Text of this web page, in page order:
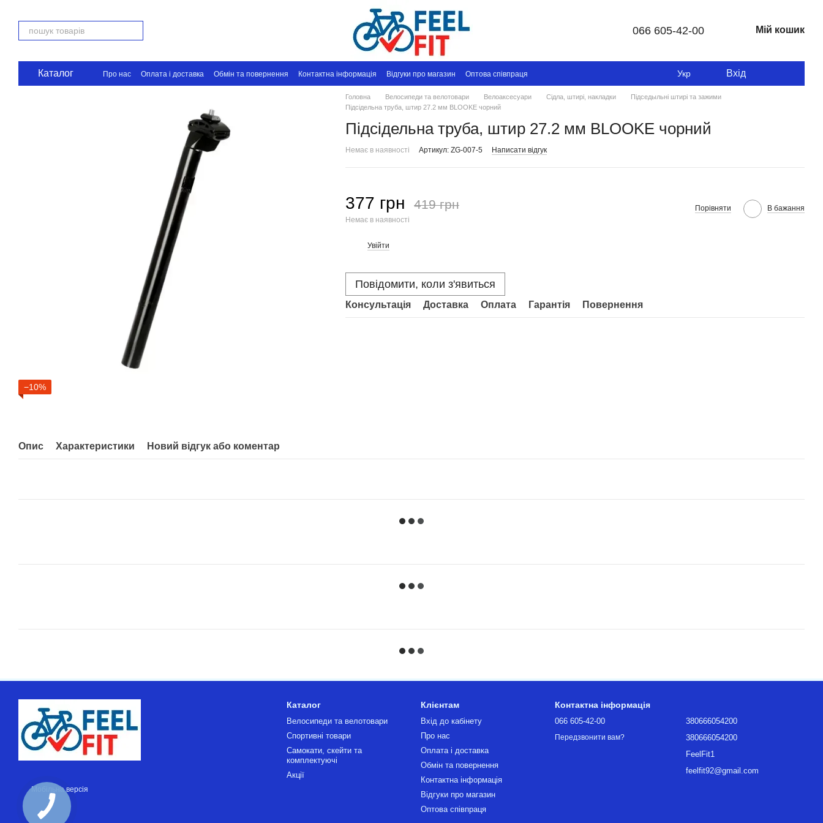
066 605-42-00 Мій кошик
Каталог Про нас Оплата і доставка Обмін та повернення Контактна інформація Відгуки про магазин Оптова співпраця Укр Вхід
−10%
Головна Велосипеди та велотовари Велоаксесуари Сідла, штирі, накладки
Підседыльні штирі та зажими
Підсідельна труба, штир 27.2 мм BLOOKE чорний
Підсідельна труба, штир 27.2 мм BLOOKE чорний
Немає в наявності Артикул: ZG-007-5 Написати відгук
377 грн 419 грн
Немає в наявності
Порівняти В бажання
Увійти
Повідомити, коли з'явиться
Консультація Доставка Оплата Гарантія Повернення
Опис Характеристики Новий відгук або коментар
Мобільна версія
Каталог
Велосипеди та велотовари
Спортивні товари
Самокати, скейти та
комплектуючі
Акції
Клієнтам
Вхід до кабінету
Про нас
Оплата і доставка
Обмін та повернення
Контактна інформація
Відгуки про магазин
Оптова співпраця
Контактна інформація
066 605-42-00
Передзвонити вам?
380666054200
380666054200
FeelFit1
feelfit92@gmail.com